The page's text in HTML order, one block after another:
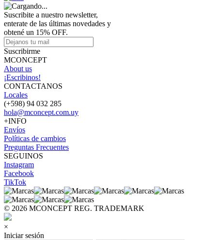
Suscribite a nuestro newsletter,
enterate de las últimas novedades y
obtené un 15% OFF.
Suscribirme
MCONCEPT
About us
¡Escribinos!
CONTACTANOS
Locales
(+598) 94 032 285
hola@mconcept.com.uy
+INFO
Envíos
Políticas de cambios
Preguntas Frecuentes
SEGUINOS
Instagram
Facebook
TikTok
© 2026 MCONCEPT REG. TRADEMARK
×
Iniciar sesión